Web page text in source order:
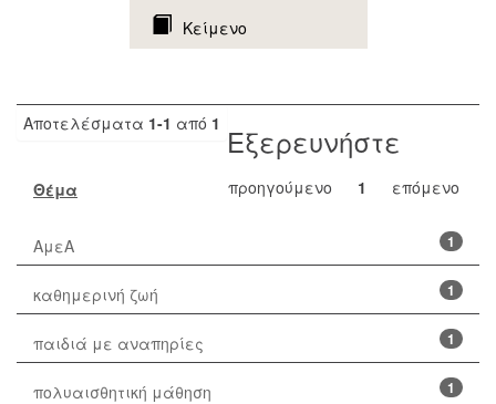
Κείμενο
Αποτελέσματα 1-1 από 1
προηγούμενο 1 επόμενο
Εξερευνήστε
Θέμα
1
ΑμεΑ
1
καθημερινή ζωή
1
παιδιά με αναπηρίες
1
πολυαισθητική μάθηση